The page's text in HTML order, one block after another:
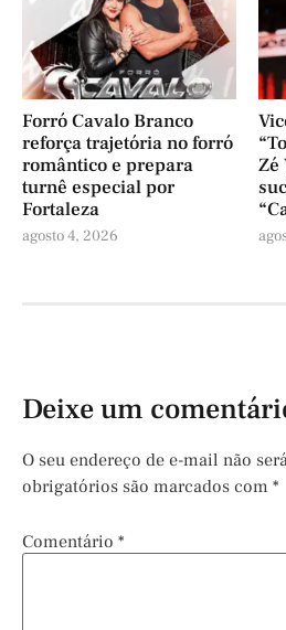
Forró Cavalo Branco
reforça trajetória no forró
romântico e prepara
turnê especial por
Fortaleza
agosto 4, 2026
Zé
Deixe um
O seu endereço de e-mail não
obrigatórios são marcados com *
Comentário *